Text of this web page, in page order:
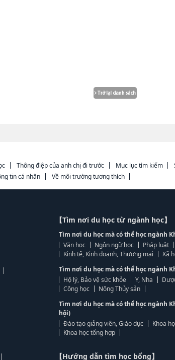
Thông điệp của anh chị đi trước Mục lục tìm kiếm
tin cá nhân Về môi trường tương thích
【Tìm nơi du học từ ngành học】
Tìm nơi du học mà có thể học ngành
Văn học
Ngôn ngữ học
Pháp luật
Kinh tế, Kinh doanh, Thương mại
Xã
Tìm nơi du học mà có thể học ngành
Hộ lý, Bảo vệ sức khỏe
Y, Nha
Công học
Nông Thủy sản
Tìm nơi du học mà có thể học ngành
hội)
Đào tạo giảng viên, Giáo dục
Khoa
Khoa học tổng hợp
【Hướng dẫn tìm học bổng】